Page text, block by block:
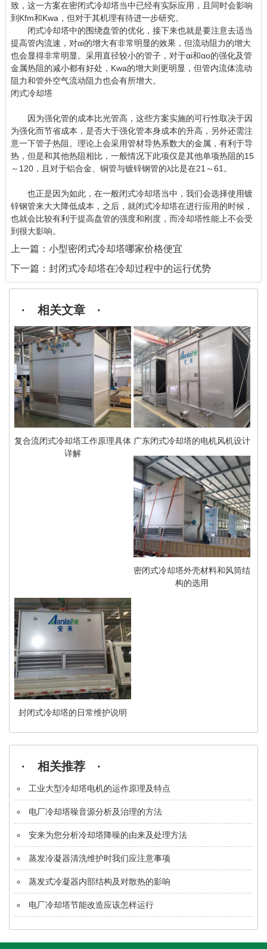
致，这一方案在密闭式冷却塔当中已经有实际应用，且同时会影响
到Kfm和Kwa，但对于其机理有待进一步研究。
闭式冷却塔中的围绕盘管的优化，接下来也就是要注意去适当
提高管内流速，对αi的增大有非常明显的效果，但流动阻力的增大
也会显得非常明显。采用直径较小的管子，对于αi和αo的强化及管
金属热阻的减小都有好处，Kwa的增大则更明显，但管内流体流动
阻力和管外空气流动阻力也会有所增大。
闭式冷却塔
因为强化管的成本比光管高，这些方案实施的可行性取决于因
为强化而节省成本，是否大于强化管本身成本的升高，另外还需注
意一下管子热阻。理论上会采用管材导热系数大的金属，有利于导
热，但是和其他热阻相比，一般情况下此项仅是其他单项热阻的15
～120，且对于铝合金、铜管与镀锌钢管的λ比是在21～61。
也正是因为如此，在一般闭式冷却塔当中，我们会选择使用镀
锌钢管来大大降低成本，之后，就闭式冷却塔在进行应用的时候，
也就会比较有利于提高盘管的强度和刚度，而冷却塔性能上不会受
到很大影响。
上一篇： 小型密闭式冷却塔哪家价格便宜
下一篇： 封闭式冷却塔在冷却过程中的运行优势
· 相关文章 ·
复合流闭式冷却塔工作原理具体
详解
广东闭式冷却塔的电机风机设计
密闭式冷却塔外壳材料和风筒结
构的选用
封闭式冷却塔的日常维护说明
· 相关推荐 ·
工业大型冷却塔电机的运作原理及特点
电厂冷却塔噪音源分析及治理的方法
安来为您分析冷却塔降噪的由来及处理方法
蒸发冷凝器清洗维护时我们应注意事项
蒸发式冷凝器内部结构及对散热的影响
电厂冷却塔节能改造应该怎样运行